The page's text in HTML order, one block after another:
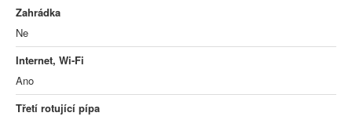
Zahrádka
Ne
Internet, Wi-Fi
Ano
Třetí rotující pípa